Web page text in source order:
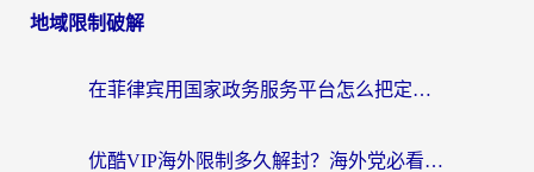
地域限制破解
在菲律宾用国家政务服务平台怎么把定位修改到中国国内？3步解决+海外看剧听歌全攻略
优酷VIP海外限制多久解封？海外党必看的跨区难题一站式解决指南